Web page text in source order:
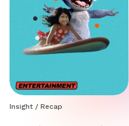
Insight / Recap